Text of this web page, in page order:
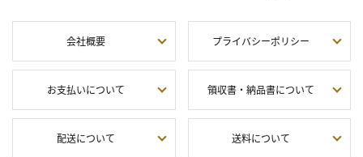
会社概要 プライバシーポリシー
お支払いについて 領収書・納品書について
配送について 送料について